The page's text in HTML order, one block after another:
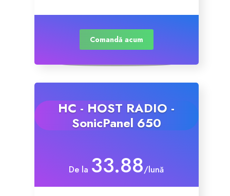
Înregistrare domeniu nou
Transfer domenii
Comandă acum
HC - HOST RADIO -
SonicPanel 650
De la 33.88/lună